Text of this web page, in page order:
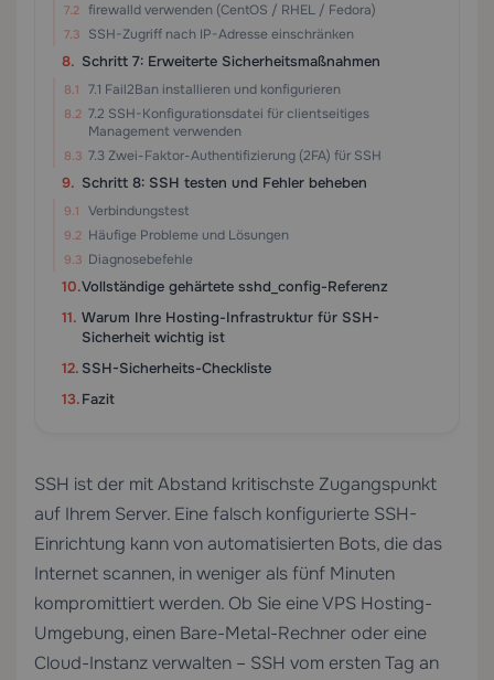
firewalld verwenden (CentOS / RHEL / Fedora)
SSH-Zugriff nach IP-Adresse einschränken
Schritt 7: Erweiterte Sicherheitsmaßnahmen
7.1 Fail2Ban installieren und konfigurieren
7.2 SSH-Konfigurationsdatei für clientseitiges
Management verwenden
7.3 Zwei-Faktor-Authentifizierung (2FA) für SSH
Schritt 8: SSH testen und Fehler beheben
Verbindungstest
Häufige Probleme und Lösungen
Diagnosebefehle
Vollständige gehärtete sshd_config-Referenz
Warum Ihre Hosting-Infrastruktur für SSH-
Sicherheit wichtig ist
SSH-Sicherheits-Checkliste
Fazit
SSH ist der mit Abstand kritischste Zugangspunkt
auf Ihrem Server. Eine falsch konfigurierte SSH-
Einrichtung kann von automatisierten Bots, die das
Internet scannen, in weniger als fünf Minuten
kompromittiert werden. Ob Sie eineVPS Hosting-
Umgebung, einen Bare-Metal-Rechner oder eine
Cloud-Instanz verwalten – SSH vom ersten Tag an